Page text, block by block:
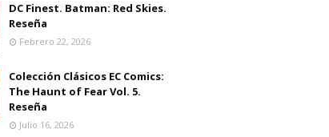
DC Finest. Batman: Red Skies.
Reseña
Febrero 22, 2026
Colección Clásicos EC Comics:
The Haunt of Fear Vol. 5.
Reseña
Julio 16, 2026